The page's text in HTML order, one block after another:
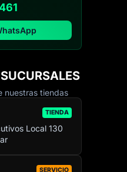
nuestras tiendas
TIENDA
Local 130
SERVICIO